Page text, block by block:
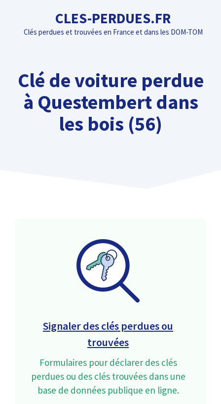
contenu
CLES-PERDUES.FR
Clés perdues et trouvées en France et dans les DOM-TOM
Clé de voiture perdue
à Questembert dans
les bois (56)
Signaler des clés perdues ou
trouvées
Formulaires pour déclarer des clés
perdues ou des clés trouvées dans une
base de données publique en ligne.